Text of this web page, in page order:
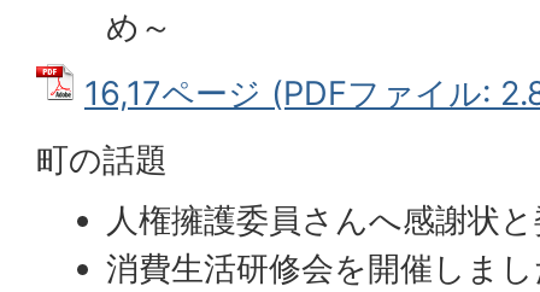
め～
16,17ページ (PDFファイル:
町の話題
人権擁護委員さんへ感謝状
消費生活研修会を開催しま